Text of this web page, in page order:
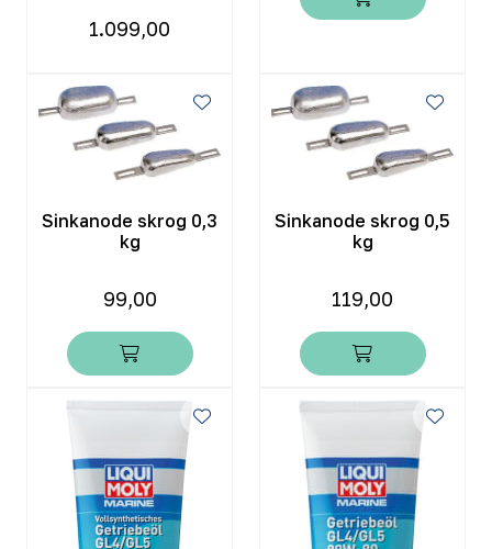
1.099,00
Sinkanode skrog 0,3
kg
99,00
Sinkanode skrog 0,5
kg
119,00